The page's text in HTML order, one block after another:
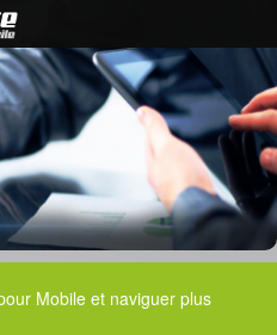
Mobile et naviguer plus